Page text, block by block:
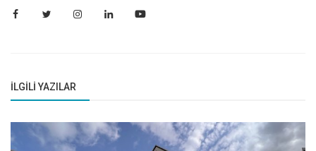
İLGILI YAZILAR